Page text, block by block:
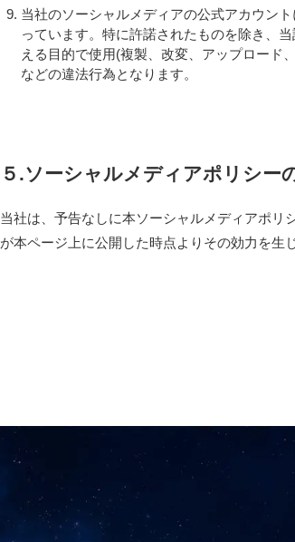
当社のソーシャルメディアの公式アカウン
っています。特に許諾されたものを除き、
える目的で使用(複製、改変、アップロード
などの違法行為となります。
５.ソーシャルメディアポリシー
当社は、予告なしに本ソーシャルメディアポリ
が本ページ上に公開した時点よりその効力を生